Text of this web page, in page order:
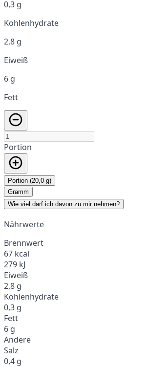
0,3 g
Kohlenhydrate
2,8 g
Eiweiß
6 g
Fett
Portion
Portion (20,0 g)
Gramm
Wie viel darf ich davon zu mir nehmen?
Nährwerte
Brennwert
67 kcal
279 kJ
Eiweiß
2,8 g
Kohlenhydrate
0,3 g
Fett
6 g
Andere
Salz
0,4 g